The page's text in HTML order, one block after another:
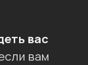
вас
вам